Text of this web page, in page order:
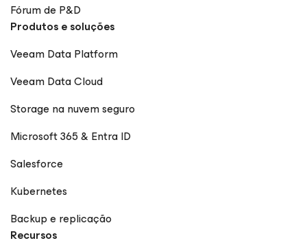
Fórum de P&D
Produtos e soluções
Veeam Data Platform
Veeam Data Cloud
Storage na nuvem seguro
Microsoft 365 & Entra ID
Salesforce
Kubernetes
Backup e replicação
Recursos